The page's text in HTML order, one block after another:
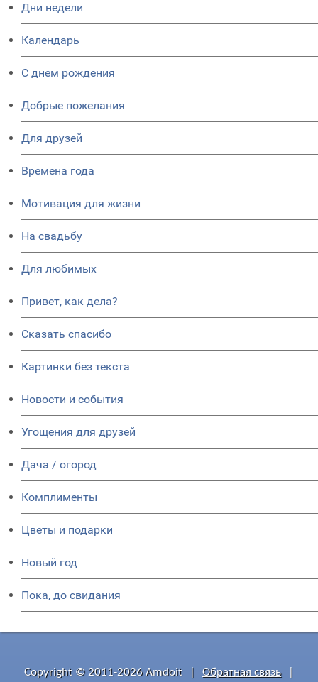
Дни недели
Календарь
C днем рождения
Добрые пожелания
Для друзей
Времена года
Мотивация для жизни
На свадьбу
Для любимых
Привет, как дела?
Сказать спасибо
Картинки без текста
Новости и события
Угощения для друзей
Дача / огород
Комплименты
Цветы и подарки
Новый год
Пока, до свидания
Copyright © 2011-2026 Amdoit Обратная связь